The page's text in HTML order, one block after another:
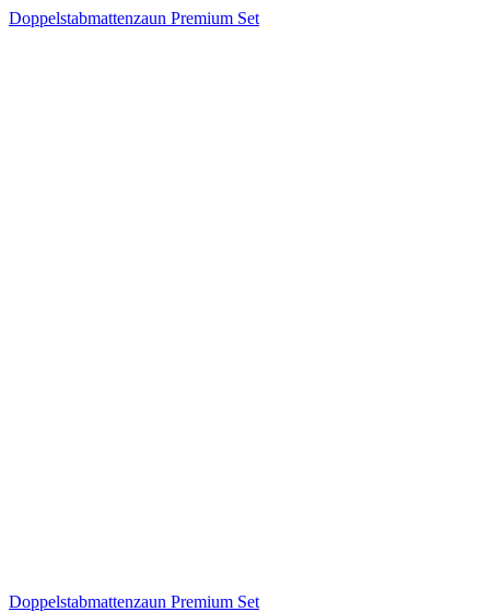
Doppelstabmattenzaun Premium Set
Doppelstabmattenzaun Premium Set